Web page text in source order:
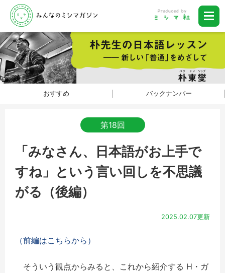
おすすめ バックナンバー
第18回
「みなさん、日本語がお上手で
すね」という言い回しを不思議
がる（後編）
2025.02.07更新
（前編はこちらから）
そういう観点からみると、これから紹介する H・ガ